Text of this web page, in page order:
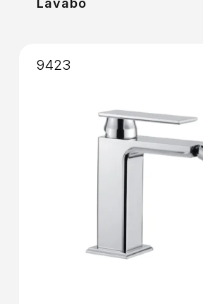
Lavabo
9423